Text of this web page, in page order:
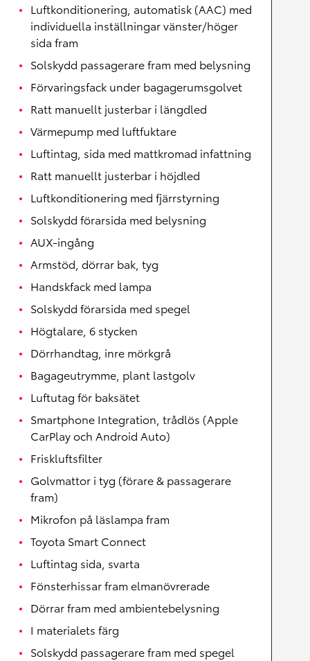
Luftkonditionering, automatisk (AAC) med
individuella inställningar vänster/höger
sida fram
Solskydd passagerare fram med belysning
Förvaringsfack under bagagerumsgolvet
Ratt manuellt justerbar i längdled
Värmepump med luftfuktare
Luftintag, sida med mattkromad infattning
Ratt manuellt justerbar i höjdled
Luftkonditionering med fjärrstyrning
Solskydd förarsida med belysning
AUX-ingång
Armstöd, dörrar bak, tyg
Handskfack med lampa
Solskydd förarsida med spegel
Högtalare, 6 stycken
Dörrhandtag, inre mörkgrå
Bagageutrymme, plant lastgolv
Luftutag för baksätet
Smartphone Integration, trådlös (Apple
CarPlay och Android Auto)
Friskluftsfilter
Golvmattor i tyg (förare & passagerare
fram)
Mikrofon på läslampa fram
Toyota Smart Connect
Luftintag sida, svarta
Fönsterhissar fram elmanövrerade
Dörrar fram med ambientebelysning
I materialets färg
Solskydd passagerare fram med spegel